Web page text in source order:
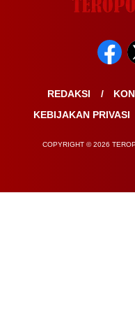
REDAKSI
KEBIJAKAN PRIVASI
COPYRIGHT © 2026